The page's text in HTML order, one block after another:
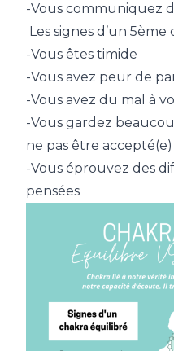
-Vous communiquez
Les signes d’un 5ème
-Vous êtes timide
-Vous avez peur de
-Vous avez du mal à
-Vous gardez
ne pas être accepté(e)
-Vous éprouvez des
pensées